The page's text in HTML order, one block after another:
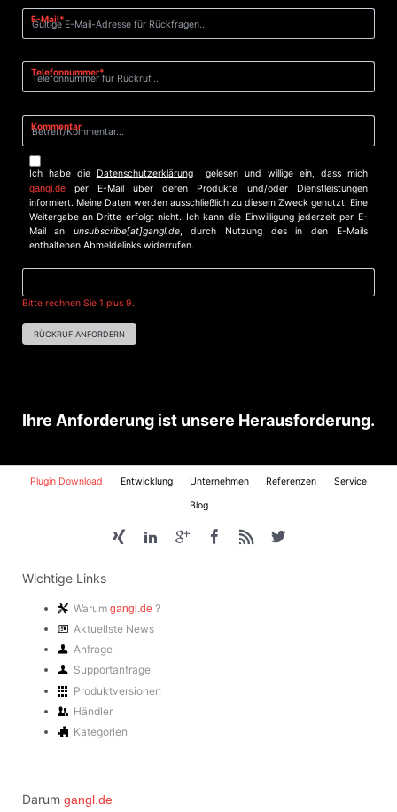
Pflichtfeld
E-Mail*
Pflichtfeld
Telefonnummer*
Kommentar
Ich habe die Datenschutzerklärunggelesen und willige ein, dass mich
gangl.deper E-Mail über deren Produkte und/oder Dienstleistungen
informiert. Meine Daten werden ausschließlich zu diesem Zweck genutzt. Eine
Weitergabe an Dritte erfolgt nicht. Ich kann die Einwilligung jederzeit per E-
Mail an unsubscribe[at]gangl.de, durch Nutzung des in den E-Mails
enthaltenen Abmeldelinks widerrufen.
Bitte rechnen Sie 1 plus 9.
RÜCKRUF ANFORDERN
Ihre Anforderung ist unsere Herausforderung.
Navigation
überspringen
Plugin Download Entwicklung Unternehmen Referenzen Service
Blog
Wichtige Links
Warum gangl.de ?
Aktuellste News
Anfrage
Supportanfrage
Produktversionen
Händler
Kategorien
Darum gangl.de